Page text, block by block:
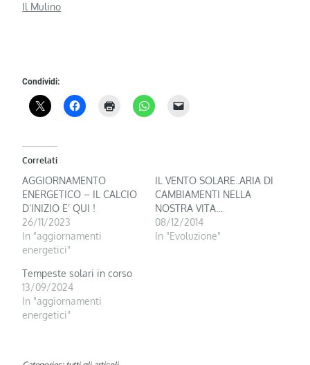
Il Mulino
Condividi:
Correlati
AGGIORNAMENTO
ENERGETICO – IL CALCIO
D’INIZIO E’ QUI !
26/11/2023
In "aggiornamenti
energetici"
IL VENTO SOLARE..ARIA DI
CAMBIAMENTI NELLA
NOSTRA VITA…
08/12/2014
In "Evoluzione"
Tempeste solari in corso
13/09/2024
In "aggiornamenti
energetici"